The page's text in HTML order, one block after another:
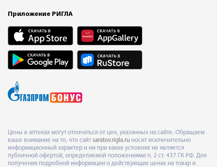
Приложение РИГЛА
Цены в аптеках могут отличаться от цен, указанных на сайте. Обращаем
ваше внимание на то, что сайт saratov.rigla.ru носит исключительно
информационный характер и ни при каких условиях не является
публичной офертой, определяемой положениями п. 2 ст. 437 ГК РФ. Для
получения подробной информации о действующих ценах на товар и